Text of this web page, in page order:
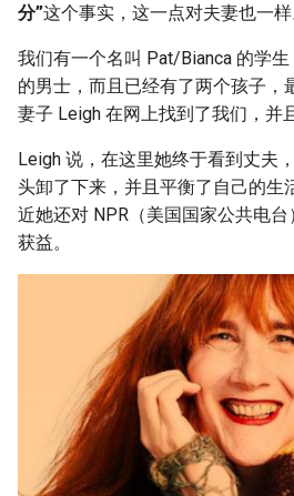
分”这个事实，这一点对夫妻也一样
我们有一个名叫 Pat/Bianca 的学
的男士，而且已经有了两个孩子，
妻子 Leigh 在网上找到了我们，并
Leigh 说，在这里她终于看到丈夫
头卸了下来，并且平衡了自己的生
近她还对 NPR（美国国家公共电
获益。